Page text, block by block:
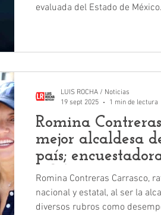
evaluada del Estado de México. Ranking de Alcaldes
aprobación ciudadana.
Romina
mejor alcaldesa
país;
calificación
Romina Contreras Carrasco,
nacional y estatal, al ser la
diversos rubros como
LUIS ROCHA / Noticias
19 sept 2025
1 min de lectura